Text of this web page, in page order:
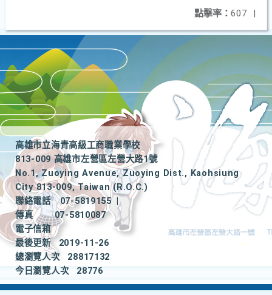
點擊率： 607 |
高雄市立海青高級工商職業學校
813-009 高雄市左營區左營大路1號
No.1, Zuoying Avenue, Zuoying Dist., Kaohsiung
City 813-009, Taiwan (R.O.C.)
聯絡電話
07-5819155
|
傳真
07-5810087
電子信箱
最後更新
2019-11-26
總瀏覽人次
28817132
今日瀏覽人次
28776